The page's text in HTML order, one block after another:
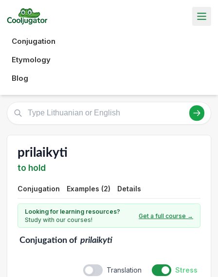
Conjugation
Etymology
Blog
prilaikyti
to hold
Conjugation Examples (2) Details
Looking for learning resources?
Study with our courses!
Get a full course →
Conjugationof prilaikyti
Translation Stress